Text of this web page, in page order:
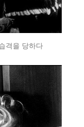
격을 당하다